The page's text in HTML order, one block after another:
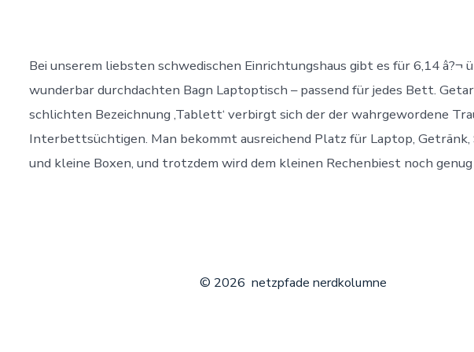
Bei unserem liebsten schwedischen Einrichtungshaus gibt es für 6,14 â?¬
wunderbar durchdachten Bagn Laptoptisch – passend für jedes Bett.
schlichten Bezeichnung ‚Tablett‘ verbirgt sich der der wahrgewordene
Interbettsüchtigen. Man bekommt ausreichend Platz für Laptop, Getränk,
und kleine Boxen, und trotzdem wird dem kleinen Rechenbiest noch
© 2026 netzpfade nerdkolumne